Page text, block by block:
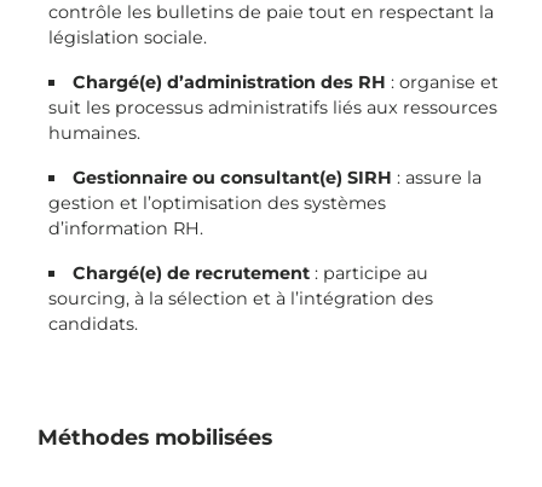
contrôle les bulletins de paie tout en respectant la
législation sociale.
Chargé(e) d’administration des RH : organise et
suit les processus administratifs liés aux ressources
humaines.
Gestionnaire ou consultant(e) SIRH : assure la
gestion et l’optimisation des systèmes
d’information RH.
Chargé(e) de recrutement : participe au
sourcing, à la sélection et à l’intégration des
candidats.
Méthodes mobilisées